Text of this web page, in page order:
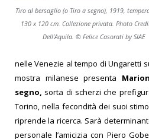
Tiro al bersaglio (o Tiro a segno), 1919,
130 x 120 cm. Collezione privata. Photo
Dell’Aquila. © Felice Casorati by SIAE
nelle Venezie al tempo di Ungaretti
mostra milanese presenta
segno, sorta di scherzi che
Torino, nella fecondità dei suoi
riprende la ricerca. Sarà
personale l’amicizia con Piero